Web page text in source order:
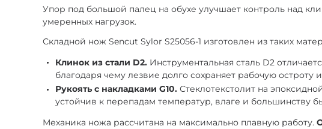
Упор под большой палец на обухе улучшает контроль над
умеренных нагрузок.
Складной нож Sencut Sylor S25056-1 изготовлен из таких
Клинок из стали D2. Инструментальная сталь D2
благодаря чему лезвие долго сохраняет рабочую
Рукоять с накладками G10. Стеклотекстолит на
устойчив к перепадам температур, влаге и большинству
Механика ножа рассчитана на максимально плавную работу.